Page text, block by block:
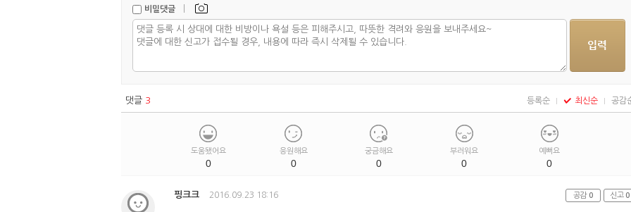
비밀댓글 |
댓글 3 등록순 최신순 공감
도움됐어요
0
응원해요
0
궁금해요
0
부러워요
0
예뻐요
0
핑크크 2016.09.23 18:16 공감 0 신고 0